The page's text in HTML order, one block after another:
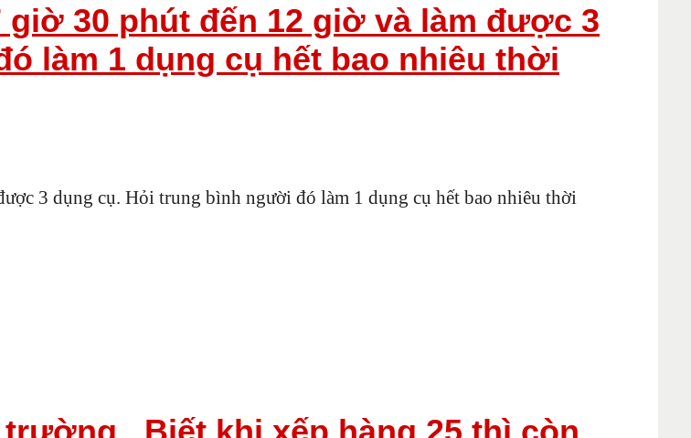
30 phút đến 12 giờ và làm được 3
làm 1 dụng cụ hết bao nhiêu thời
3 dụng cụ. Hỏi trung bình người đó làm 1 dụng cụ hết bao nhiêu thời